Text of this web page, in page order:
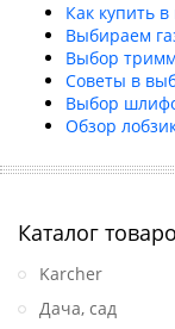
Как купить
Выбираем
Выбор
Советы в
Выбор
Обзор
Каталог
Karcher
Дача, сад